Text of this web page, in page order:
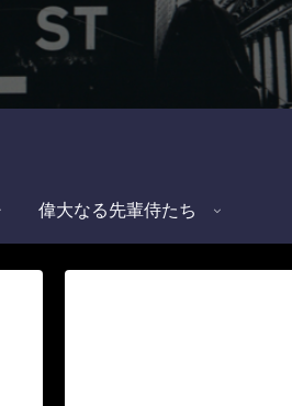
偉大なる先輩侍たち